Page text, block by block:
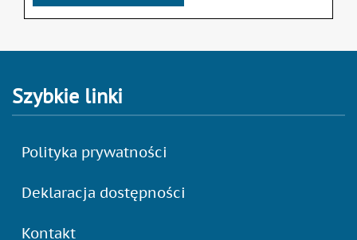
Szybkie linki
Polityka prywatności
Deklaracja dostępności
Kontakt